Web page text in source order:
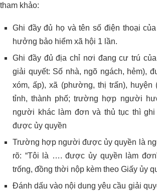
tham khảo:
Ghi đầy đủ họ và tên số điện thoại
hưởng bảo hiểm xã hội 1 lần.
Ghi đầy đủ địa chỉ nơi đang cư trú
giải quyết: Số nhà, ngõ ngách, hẻm),
xóm, ấp), xã (phường, thị trấn), huyện
tỉnh, thành phố; trường hợp người
người khác làm đơn và thủ tục thì
được ủy quyền
Trường hợp người được ủy quyền là
rõ: “Tôi là …. được ủy quyền làm
trống, đồng thời nộp kèm theo Giấy ủy
Đánh dấu vào nội dung yêu cầu giải